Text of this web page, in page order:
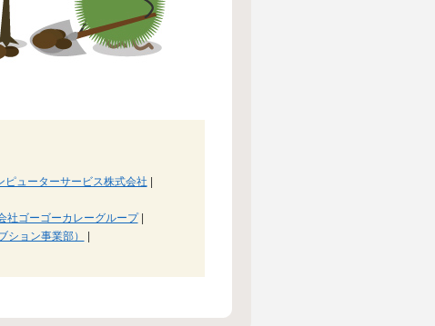
ピューターサービス株式会社 |
社ゴーゴーカレーグループ|
ション事業部）
|